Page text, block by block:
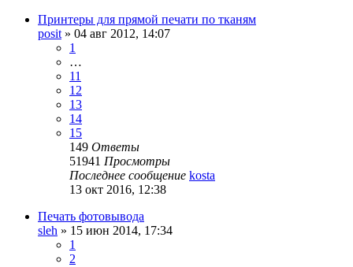
Принтеры для прямой печати по тканям
posit » 04 авг 2012, 14:07
1
…
11
12
13
14
15
149 Ответы
51941 Просмотры
Последнее сообщение kosta
13 окт 2016, 12:38
Печать фотовывода
sleh » 15 июн 2014, 17:34
1
2